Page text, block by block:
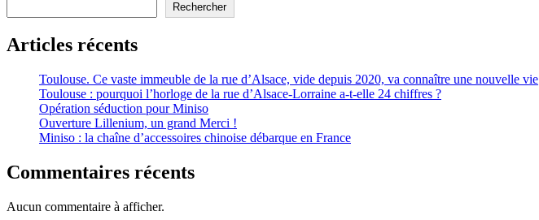
Rechercher
Articles récents
Toulouse. Ce vaste immeuble de la rue d’Alsace, vide depuis 2020, va connaître une nouvelle vie
Toulouse : pourquoi l’horloge de la rue d’Alsace-Lorraine a-t-elle 24 chiffres ?
Opération séduction pour Miniso
Ouverture Lillenium, un grand Merci !
Miniso : la chaîne d’accessoires chinoise débarque en France
Commentaires récents
Aucun commentaire à afficher.